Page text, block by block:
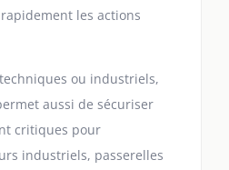
les actions
ou industriels,
aussi de sécuriser
critiques pour
industriels, passerelles